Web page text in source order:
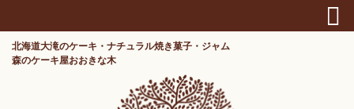
北海道大滝のケーキ・ナチュラル焼き菓子・ジャム
森のケーキ屋おおきな木